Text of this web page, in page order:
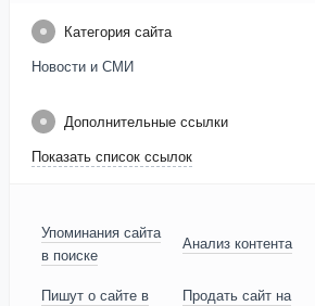
Категория сайта
Новости и СМИ
Дополнительные ссылки
Показать список ссылок
Упоминания сайта
в поиске
Анализ контента
Пишут о сайте в
Продать сайт на